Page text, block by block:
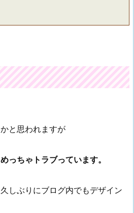
と思われますが
めっちゃトラブっています。
しぶりにブログ内でもデザイン